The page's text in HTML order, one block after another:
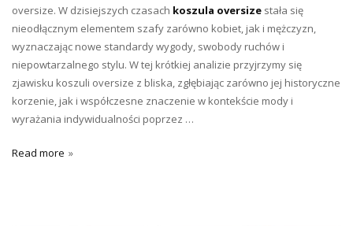
oversize. W dzisiejszych czasach koszula oversize stała się
nieodłącznym elementem szafy zarówno kobiet, jak i mężczyzn,
wyznaczając nowe standardy wygody, swobody ruchów i
niepowtarzalnego stylu. W tej krótkiej analizie przyjrzymy się
zjawisku koszuli oversize z bliska, zgłębiając zarówno jej historyczne
korzenie, jak i współczesne znaczenie w kontekście mody i
wyrażania indywidualności poprzez …
Read more